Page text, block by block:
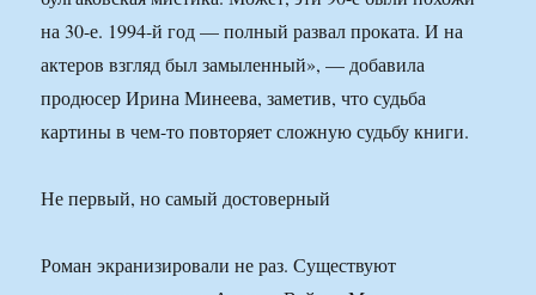
на 30-е. 1994-й год — полный развал проката. И на
актеров взгляд был замыленный», — добавила
продюсер Ирина Минеева, заметив, что судьба
картины в чем-то повторяет сложную судьбу книги.
Не первый, но самый достоверный
Роман экранизировали не раз. Существуют